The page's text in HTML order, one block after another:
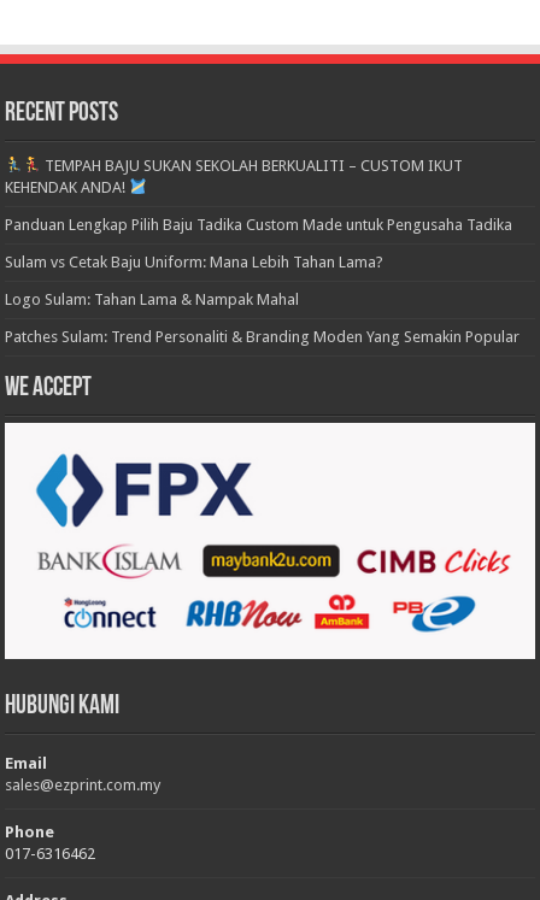
Recent Posts
TEMPAH BAJU SUKAN SEKOLAH BERKUALITI – CUSTOM IKUT
KEHENDAK ANDA!
Panduan Lengkap Pilih Baju Tadika Custom Made untuk Pengusaha Tadika
Sulam vs Cetak Baju Uniform: Mana Lebih Tahan Lama?
Logo Sulam: Tahan Lama & Nampak Mahal
Patches Sulam: Trend Personaliti & Branding Moden Yang Semakin Popular
We accept
Hubungi Kami
Email
sales@ezprint.com.my
Phone
017-6316462